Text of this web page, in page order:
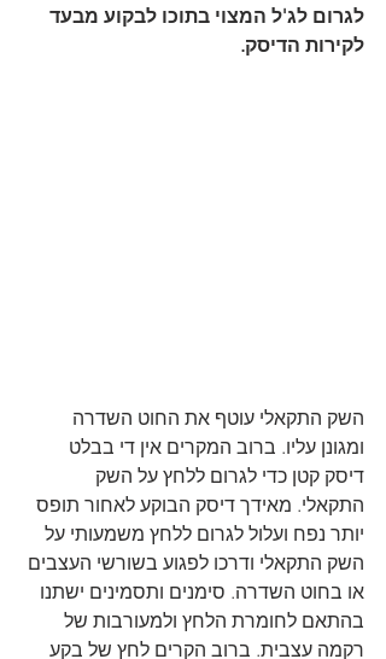
לגרום לג'ל המצוי בתוכו לבקוע מבעד
לקירות הדיסק.
השק התקאלי עוטף את החוט השדרה
ומגונן עליו. ברוב המקרים אין די בבלט
דיסק קטן כדי לגרום ללחץ על השק
התקאלי. מאידך דיסק הבוקע לאחור תופס
יותר נפח ועלול לגרום ללחץ משמעותי על
השק התקאלי ודרכו לפגוע בשורשי העצבים
או בחוט השדרה. סימנים ותסמינים ישתנו
בהתאם לחומרת הלחץ ולמעורבות של
רקמה עצבית. ברוב הקרים לחץ של בקע